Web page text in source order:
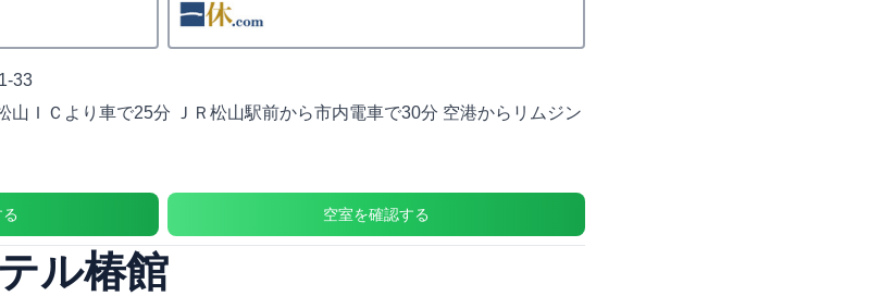
33
山ＩＣより車で25分 ＪＲ松山駅前から市内電車で30分 空港からリムジン
空室を確認する
ル椿館